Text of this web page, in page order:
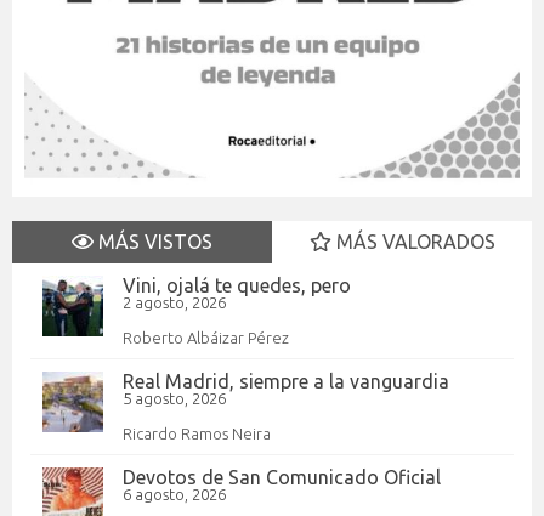
MÁS VISTOS
MÁS VALORADOS
Vini, ojalá te quedes, pero
2 agosto, 2026
Roberto Albáizar Pérez
Real Madrid, siempre a la vanguardia
5 agosto, 2026
Ricardo Ramos Neira
Devotos de San Comunicado Oficial
6 agosto, 2026